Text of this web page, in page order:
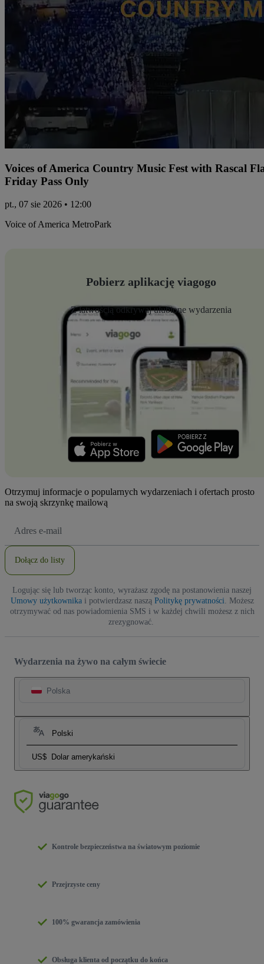
Voices of America Country Music Fest with Rascal
Friday Pass Only
pt., 07 sie 2026 • 12:00
Voice of America MetroPark
Pobierz aplikację viagogo
Z łatwością odkrywaj ulubione wydarzenia
Otrzymuj informacje o popularnych wydarzeniach i ofertach prosto
na swoją skrzynkę mailową
e-
Dołącz do listy
Logując się lub tworząc konto, wyrażasz zgodę na postanowienia naszej
Umowy użytkownikai potwierdzasz naszą Politykę prywatności . Możesz
otrzymywać od nas powiadomienia SMS i w każdej chwili możesz z nich
zrezygnować.
Wydarzenia na żywo na całym świecie
Polska
Polski
US$ Dolar amerykański
Kontrole bezpieczeństwa na światowym poziomie
Przejrzyste ceny
100% gwarancja zamówienia
Obsługa klienta od początku do końca